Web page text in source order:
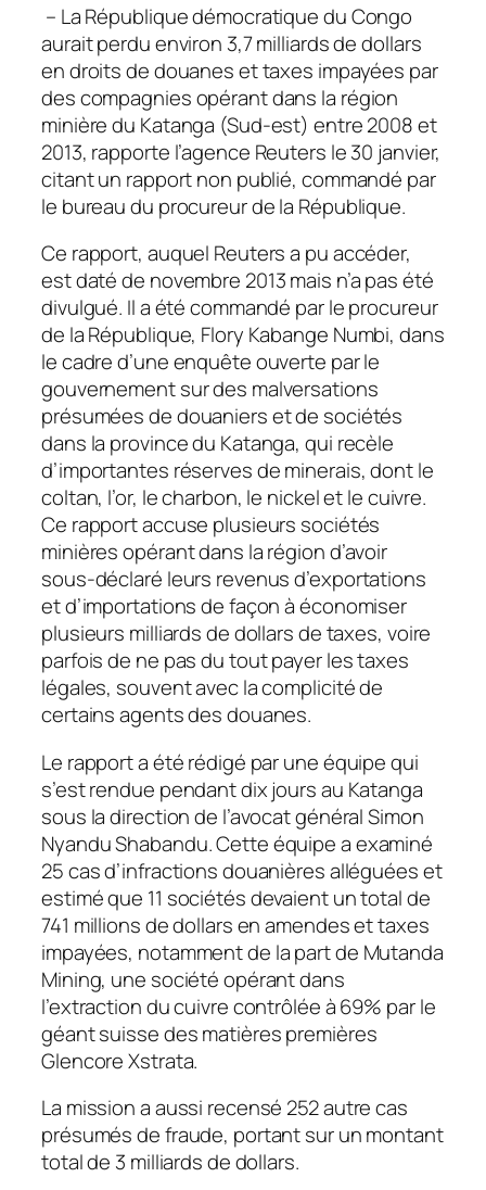
– La République démocratique du Congo
aurait perdu environ 3,7 milliards de dollars
en droits de douanes et taxes impayées par
des compagnies opérant dans la région
minière du Katanga (Sud-est) entre 2008 et
2013, rapporte l’agence Reuters le 30 janvier,
citant un rapport non publié, commandé par
le bureau du procureur de la République.
Ce rapport, auquel Reuters a pu accéder,
est daté de novembre 2013 mais n’a pas été
divulgué. Il a été commandé par le procureur
de la République, Flory Kabange Numbi, dans
le cadre d’une enquête ouverte par le
gouvernement sur des malversations
présumées de douaniers et de sociétés
dans la province du Katanga, qui recèle
d’importantes réserves de minerais, dont le
coltan, l’or, le charbon, le nickel et le cuivre.
Ce rapport accuse plusieurs sociétés
minières opérant dans la région d’avoir
sous-déclaré leurs revenus d’exportations
et d’importations de façon à économiser
plusieurs milliards de dollars de taxes, voire
parfois de ne pas du tout payer les taxes
légales, souvent avec la complicité de
certains agents des douanes.
Le rapport a été rédigé par une équipe qui
s’est rendue pendant dix jours au Katanga
sous la direction de l’avocat général Simon
Nyandu Shabandu. Cette équipe a examiné
25 cas d’infractions douanières alléguées et
estimé que 11 sociétés devaient un total de
741 millions de dollars en amendes et taxes
impayées, notamment de la part de Mutanda
Mining, une société opérant dans
l’extraction du cuivre contrôlée à 69% par le
géant suisse des matières premières
Glencore Xstrata.
La mission a aussi recensé 252 autre cas
présumés de fraude, portant sur un montant
total de 3 milliards de dollars.